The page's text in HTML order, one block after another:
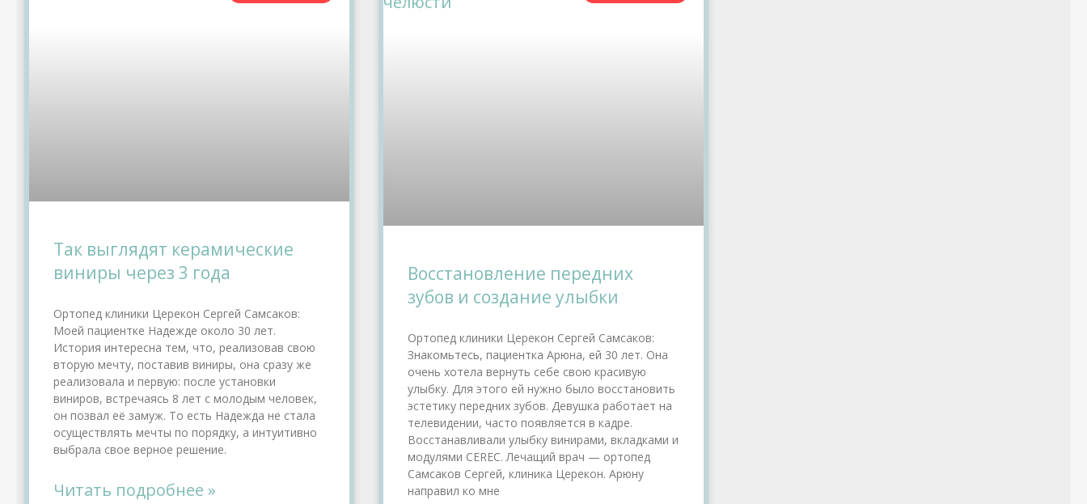
Так выглядят керамические
виниры через 3 года
Ортопед клиники Церекон Сергей Самсаков:
Моей пациентке Надежде около 30 лет.
История интересна тем, что, реализовав свою
вторую мечту, поставив виниры, она сразу же
реализовала и первую: после установки
виниров, встречаясь 8 лет с молодым человек,
он позвал её замуж. То есть Надежда не стала
осуществлять мечты по порядку, а интуитивно
выбрала свое верное решение.
Читать подробнее »
Восстановление передних
зубов и создание улыбки
Ортопед клиники Церекон Сергей Самсаков:
Знакомьтесь, пациентка Арюна, ей 30 лет. Она
очень хотела вернуть себе свою красивую
улыбку. Для этого ей нужно было восстановить
эстетику передних зубов. Девушка работает на
телевидении, часто появляется в кадре.
Восстанавливали улыбку винирами, вкладками и
модулями CEREC. Лечащий врач — ортопед
Самсаков Сергей, клиника Церекон. Арюну
направил ко мне